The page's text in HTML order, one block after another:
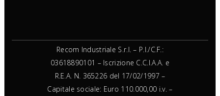
Recom Industriale S.r.l. – P.I./C.F.:
03618890101 – Iscrizione C.C.I.A.A. e
R.E.A. N. 365226 del 17/02/1997 –
Capitale sociale: Euro 110.000,00 i.v. –